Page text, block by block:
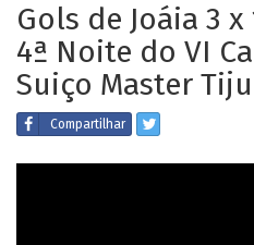
Gols de Joáia 3 x
4ª Noite do VI
Suiço Master
Compartilhar